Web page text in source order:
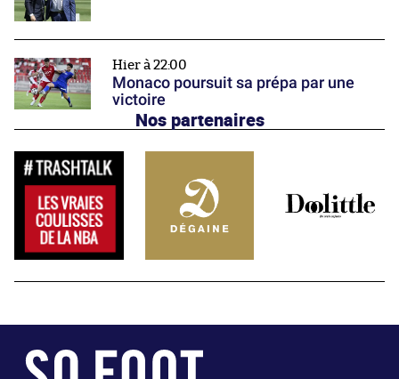
Hier à 22:00
Monaco poursuit sa prépa par une
victoire
Nos partenaires